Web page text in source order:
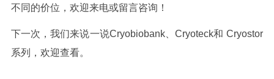
不同的价位，欢迎来电或留言咨询！
下一次，我们来说一说Cryobiobank、 Cryoteck和 Cryostor
系列，欢迎查看。